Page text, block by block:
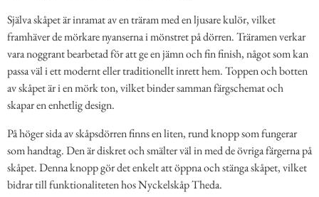
Själva skåpet är inramat av en träram med en ljusare kulör, vilket
framhäver de mörkare nyanserna i mönstret på dörren. Träramen verkar
vara noggrant bearbetad för att ge en jämn och fin finish, något som kan
passa väl i ett modernt eller traditionellt inrett hem. Toppen och botten
av skåpet är i en mörk ton, vilket binder samman färgschemat och
skapar en enhetlig design.
På höger sida av skåpsdörren finns en liten, rund knopp som fungerar
som handtag. Den är diskret och smälter väl in med de övriga färgerna på
skåpet. Denna knopp gör det enkelt att öppna och stänga skåpet, vilket
bidrar till funktionaliteten hos Nyckelskåp Theda.